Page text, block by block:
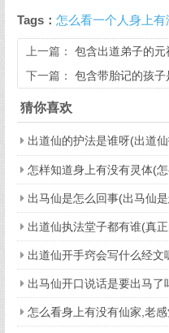
Tags： 怎么看一个人身上有
上一篇： 包含出道弟子的
下一篇： 包含带胎记的孩
猜你喜欢
出道仙的护法是谁呀(出道
怎样知道身上有没有灵体(
体)出马仙是怎么回事(出马仙
出道仙执法堂子都有谁(真
出道仙开手窍会写什么经文
出马仙开口说话是要出马
出马了吗视频)
怎么看身上有没有仙家,老